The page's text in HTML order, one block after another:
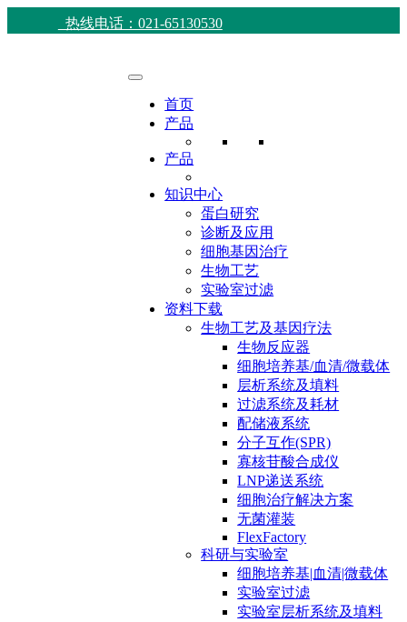
热线电话：021-65130530
首页
产品
产品
知识中心
蛋白研究
诊断及应用
细胞基因治疗
生物工艺
实验室过滤
资料下载
生物工艺及基因疗法
生物反应器
细胞培养基/血清/微载体
层析系统及填料
过滤系统及耗材
配储液系统
分子互作(SPR)
寡核苷酸合成仪
LNP递送系统
细胞治疗解决方案
无菌灌装
FlexFactory
科研与实验室
细胞培养基|血清|微载体
实验室过滤
实验室层析系统及填料